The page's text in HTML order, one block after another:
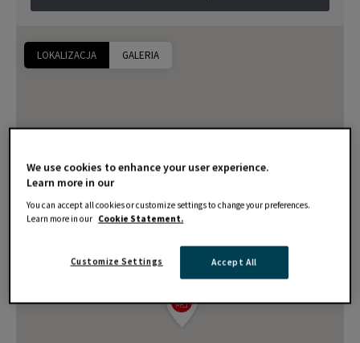
LOKALIZACJA GALERIA
We use cookies to enhance your user experience.
Learn more in our
You can accept all cookies or customize settings to change your preferences.
Learn more in our Cookie Statement.
Accept All
Customize Settings